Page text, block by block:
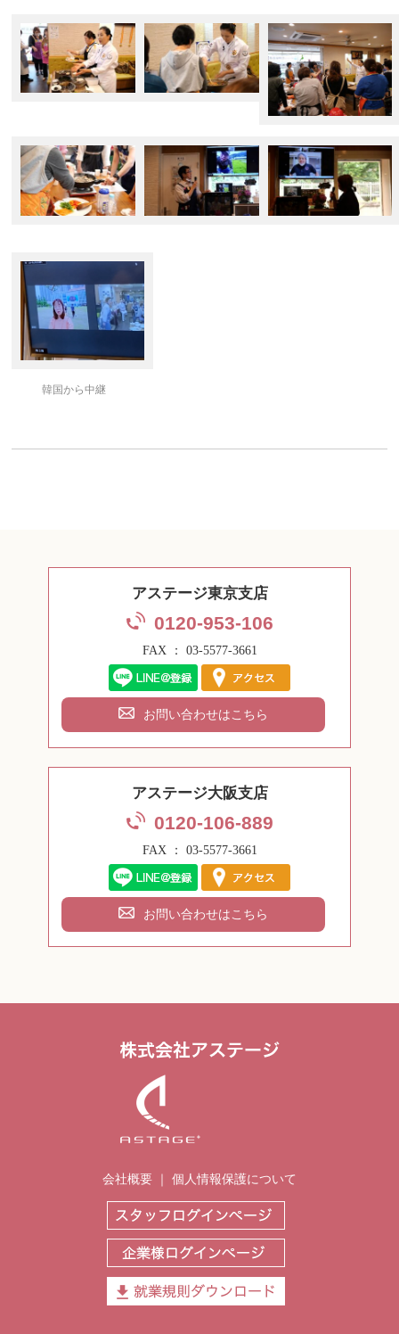
韓国から中継
アステージ東京支店
0120-953-106
FAX ： 03-5577-3661
お問い合わせはこちら
アステージ大阪支店
0120-106-889
FAX ： 03-5577-3661
お問い合わせはこちら
会社概要｜ 個人情報保護について